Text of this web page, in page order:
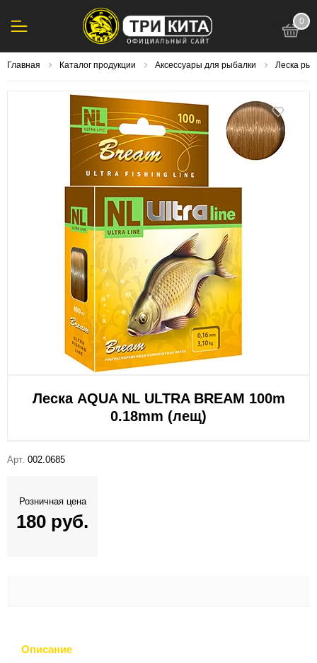
0
Главная Каталог продукции Аксессуары для рыбалки Леска
Леска AQUA NL ULTRA BREAM 100m
0.18mm (лещ)
Арт. 002.0685
Розничная цена
180 руб.
Описание